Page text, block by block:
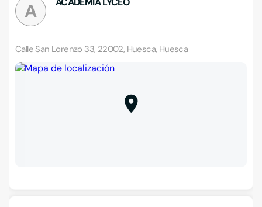
A
Calle San Lorenzo 33, 22002, Huesca, Huesca